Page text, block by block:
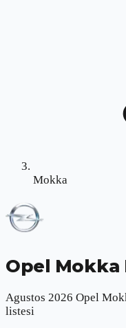
Mokka
Opel Mokka
Agustos 2026 Opel
listesi